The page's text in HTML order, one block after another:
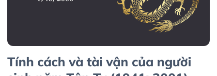
Tính cách và tài vận của người